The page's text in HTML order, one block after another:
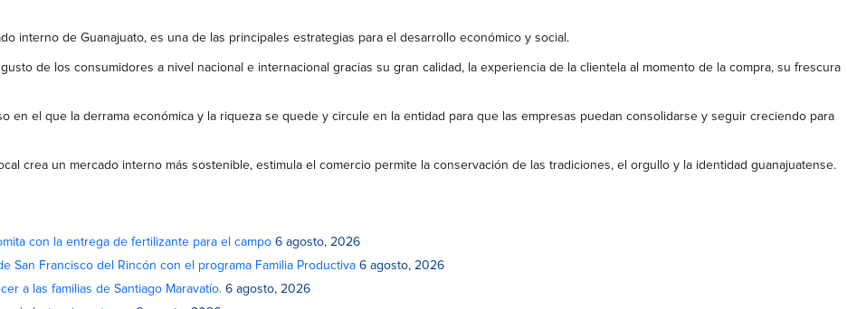
interno de Guanajuato, es una de las principales estrategias para el desarrollo económico y social.
de los consumidores a nivel nacional e internacional gracias su gran calidad, la experiencia de la clientela al momento de la compra, su frescura
en el que la derrama económica y la riqueza se quede y circule en la entidad para que las empresas puedan consolidarse y seguir creciendo para
crea un mercado interno más sostenible, estimula el comercio permite la conservación de las tradiciones, el orgullo y la identidad guanajuatense.
con la entrega de fertilizante para el campo 6 agosto, 2026
San Francisco del Rincón con el programa Familia Productiva 6 agosto, 2026
a las familias de Santiago Maravatío. 6 agosto, 2026